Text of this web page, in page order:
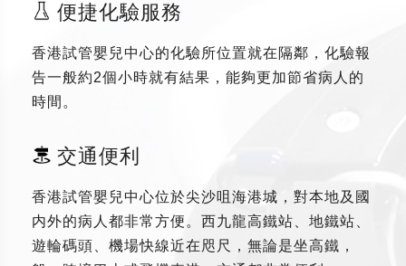
便捷化驗服務
香港試管嬰兒中心的化驗所位置就在隔鄰，化驗報
告一般約2個小時就有結果，能夠更加節省病人的
時間。
交通便利
香港試管嬰兒中心位於尖沙咀海港城，對本地及國
内外的病人都非常方便。西九龍高鐵站、地鐵站、
遊輪碼頭、機場快線近在咫尺，無論是坐高鐵，